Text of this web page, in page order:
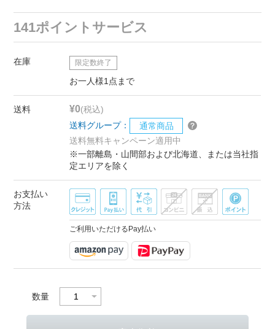
141ポイントサービス
在庫 限定数終了
お一人様1点まで
送料 ¥0(税込)
送料グループ：
通常商品
送料無料キャンペーン適用中
※一部離島・山間部および北海道、または当社指
定エリアを除く
お支払い
方法
ご利用いただけるPay払い
数量